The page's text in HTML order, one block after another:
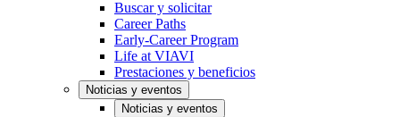
Buscar y solicitar
Career Paths
Early-Career Program
Life at VIAVI
Prestaciones y beneficios
Noticias y eventos
Noticias y eventos